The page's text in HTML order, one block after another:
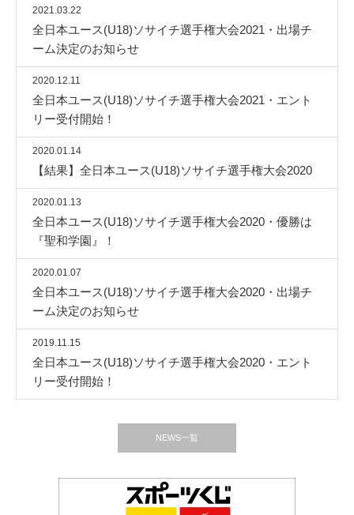
2021.03.22
全日本ユース(U18)ソサイチ選手権大会2021・出場チ
ーム決定のお知らせ
2020.12.11
全日本ユース(U18)ソサイチ選手権大会2021・エント
リー受付開始！
2020.01.14
【結果】全日本ユース(U18)ソサイチ選手権大会2020
2020.01.13
全日本ユース(U18)ソサイチ選手権大会2020・優勝は
『聖和学園』！
2020.01.07
全日本ユース(U18)ソサイチ選手権大会2020・出場チ
ーム決定のお知らせ
2019.11.15
全日本ユース(U18)ソサイチ選手権大会2020・エント
リー受付開始！
NEWS一覧